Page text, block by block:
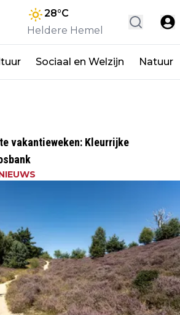
28°C
Heldere Hemel
Sociaal en Welzijn Natuur
vakantieweken: Kleurrijke